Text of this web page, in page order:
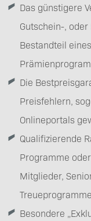
Das günstigere
Gutschein-,
Bestandteil
Die
Preisfehlern,
Onlineportals
Qualifizierende
Programme
Mitglieder,
Besondere